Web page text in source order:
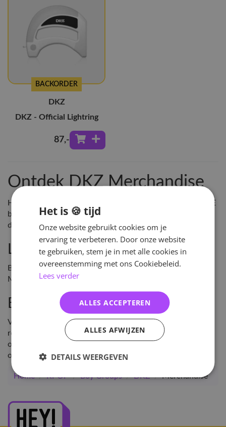
BACKORDER
DKZ
DKZ - Official Lightring
87,-
Ontdek DKZ Merchandise
Hey!Hallyu is de grootste leverancier van KPOP in NL & BE
bestel DKZ Merchandise en vele andere KPOP artikelen
direct online of kom langs in onze winkel in Arnhem!
Laatste Releases
Blijf up-to-date met de laatste releases van DKZ
Merchandise bij Hey!Hallyu.
Exclusieve Merchandise
Verzamel exclusieve merchandise & de laatste Kpop
releases, exclusief beschikbaar bij Hey!Hallyu. Vragen over
onze producten? Neemcontactop of kom gezellig langs in
onze winkel :)
Home / KPOP / Boy Groups / DKZ / Merchandise
Het is 🍪 tijd
Onze website gebruikt cookies om je
ervaring te verbeteren. Door onze website
te gebruiken, stem je in met alle cookies in
overeenstemming met ons Cookiebeleid.
Lees verder
ALLES ACCEPTEREN
ALLES AFWIJZEN
DETAILS WEERGEVEN